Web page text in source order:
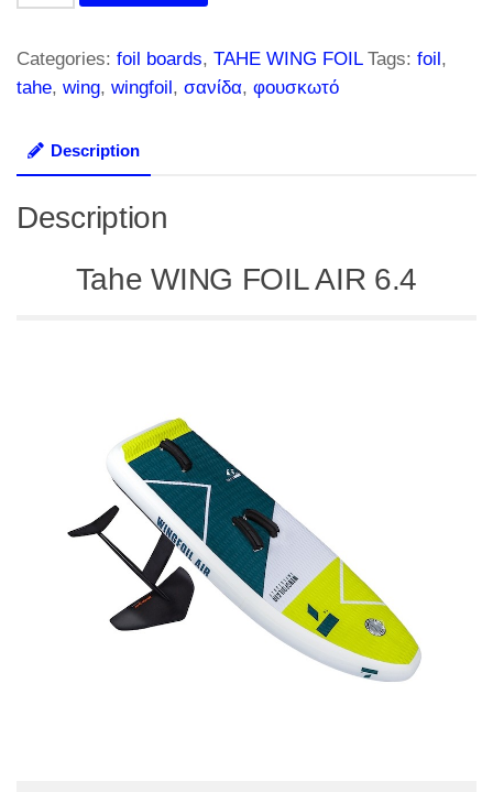
WING
AIR
6.4
Categories: foil boards, TAHE WING FOIL Tags: foil,
tahe, wing, wingfoil, σανίδα, φουσκωτό
Description
Description
Tahe WING FOIL AIR 6.4